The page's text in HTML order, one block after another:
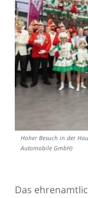
Hoher Besuch in der
Automobile GmbH)
Das